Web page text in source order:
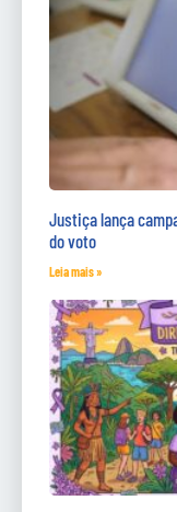
Justiça lança
do voto
Leia mais »